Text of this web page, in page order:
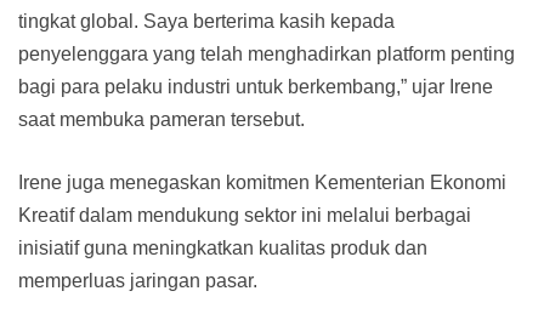
tingkat global. Saya berterima kasih kepada
penyelenggara yang telah menghadirkan platform penting
bagi para pelaku industri untuk berkembang,” ujar Irene
saat membuka pameran tersebut.
Irene juga menegaskan komitmen Kementerian Ekonomi
Kreatif dalam mendukung sektor ini melalui berbagai
inisiatif guna meningkatkan kualitas produk dan
memperluas jaringan pasar.